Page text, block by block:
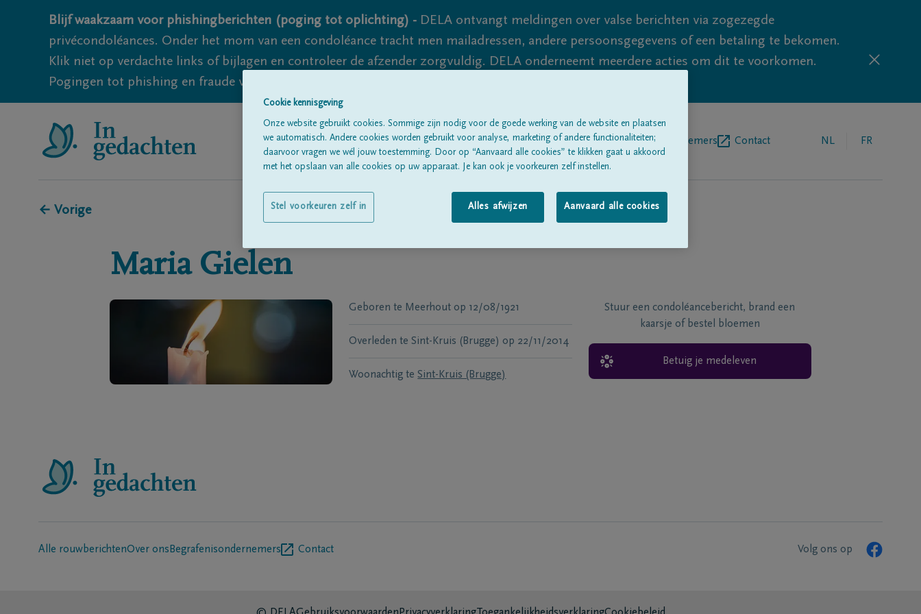
Blijf waakzaam voor phishingberichten (poging tot oplichting) - DELA ontvangt meldingen over valse berichten via zogezegde
privécondoléances. Onder het mom van een condoléance tracht men mailadressen, andere persoonsgegevens of een betaling te bekomen.
Klik niet op verdachte links of bijlagen en controleer de afzender zorgvuldig. DELA onderneemt meerdere acties om dit te voorkomen.
Pogingen tot phishing en fraude vallen echter nooit volledig uit te sluiten, dus blijf waakzaam.
Alle rouwberichten Over onsBegrafenisondernemers Contact NL FR
← Vorige
Maria Gielen
Geboren te Meerhout op 12/08/1921
Overleden te Sint-Kruis (Brugge) op 22/11/2014
Woonachtig te Sint-Kruis (Brugge)
Stuur een condoléancebericht, brand een
kaarsje of bestel bloemen
Betuig je medeleven
Alle rouwberichtenOver ons Begrafenisondernemers Contact Volg ons op
Cookie kennisgeving
Onze website gebruikt cookies. Sommige zijn nodig voor de goede werking van de website en plaatsen
we automatisch. Andere cookies worden gebruikt voor analyse, marketing of andere functionaliteiten;
daarvoor vragen we wél jouw toestemming. Door op “Aanvaard alle cookies” te klikken gaat u akkoord
met het opslaan van alle cookies op uw apparaat. Je kan ook je voorkeuren zelf instellen.
Alles afwijzen Aanvaard alle cookies
Stel voorkeuren zelf in